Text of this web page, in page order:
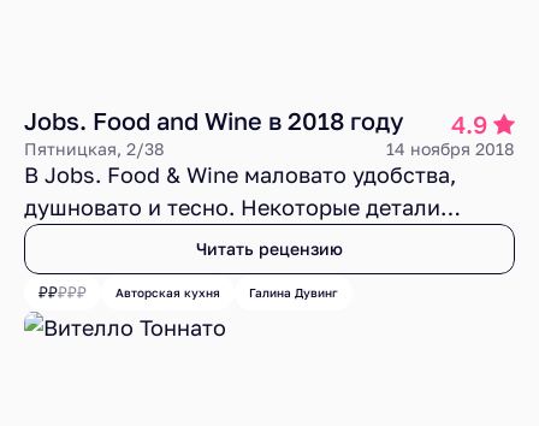
Jobs. Food and Wine в 2018 году 4.9
Пятницкая, 2/38 14 ноября 2018
В Jobs. Food & Wine маловато удобства,
душновато и тесно. Некоторые детали
интерьера озадачивают, а фасад отличается
излишней скромностью. Но на все эти
недочеты перестаешь обращать внимание,
когда появляется еда. Она вызывает
Читать рецензию
Авторская кухня Галина Дувинг